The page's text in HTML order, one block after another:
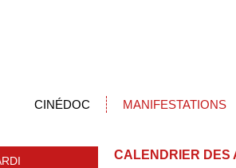
CINÉDOC MANIFESTATIONS
CALENDRIER DES